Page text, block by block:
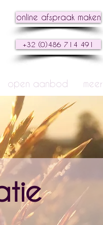
online afspraak maken
+32 (0)486 714 491
open aanbod meer